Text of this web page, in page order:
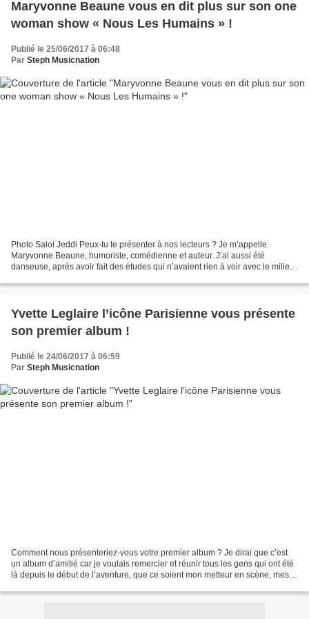
Maryvonne Beaune vous en dit plus sur son one
woman show « Nous Les Humains » !
Publié le 25/06/2017 à 06:48
Par Steph Musicnation
Photo Saloi Jeddi Peux-tu te présenter à nos lecteurs ? Je m’appelle
Maryvonne Beaune, humoriste, comédienne et auteur. J’ai aussi été
danseuse, après avoir fait des études qui n’avaient rien à voir avec le milieu
Yvette Leglaire l’icône Parisienne vous présente
son premier album !
Publié le 24/06/2017 à 06:59
Par Steph Musicnation
Comment nous présenteriez-vous votre premier album ? Je dirai que c’est
un album d’amitié car je voulais remercier et réunir tous les gens qui ont été
là depuis le début de l’aventure, que ce soient mon metteur en scène, mes